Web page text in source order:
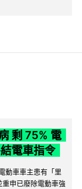
剩 75% 電
電車指令
動車車主患有「里
申已廢除電動車強